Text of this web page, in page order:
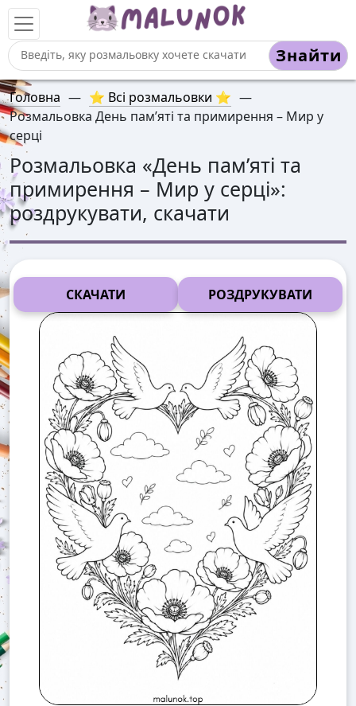
Знайти
Головна — ⭐ Всі розмальовки ⭐ —
Розмальовка День пам’яті та примирення – Мир у
серці
Розмальовка «День пам’яті та
примирення – Мир у серці»:
роздрукувати, скачати
СКАЧАТИ РОЗДРУКУВАТИ